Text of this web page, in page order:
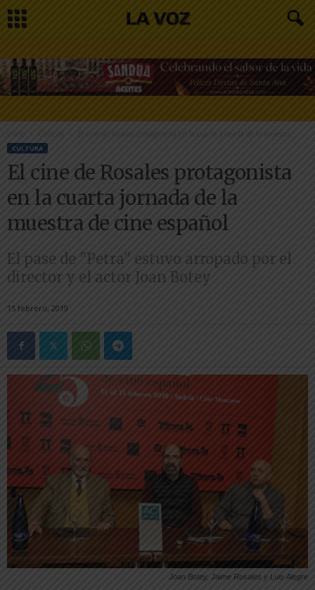
Inicio Cultura El cine de Rosales protagonista en la cuarta jornada de la muestra...
CULTURA
El cine de Rosales protagonista
en la cuarta jornada de la
muestra de cine español
El pase de "Petra" estuvo arropado por el
director y el actor Joan Botey
15 febrero, 2019
Joan Botey, Jaime Rosales y Luis Alegre